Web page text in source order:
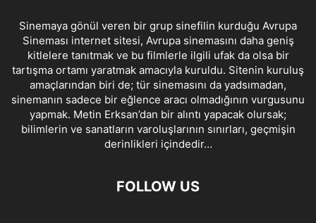
Sinemaya gönül veren bir grup sinefilin kurduğu Avrupa
Sineması internet sitesi, Avrupa sinemasını daha geniş
kitlelere tanıtmak ve bu filmlerle ilgili ufak da olsa bir
tartışma ortamı yaratmak amacıyla kuruldu. Sitenin kuruluş
amaçlarından biri de; tür sinemasını da yadsımadan,
sinemanın sadece bir eğlence aracı olmadığının vurgusunu
yapmak. Metin Erksan’dan bir alıntı yapacak olursak;
bilimlerin ve sanatların varoluşlarının sınırları, geçmişin
derinlikleri içindedir…
FOLLOW US